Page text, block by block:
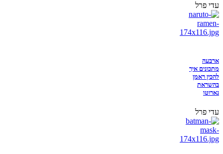
עדי פרל
ארבעה
מתכונים איך
להכין ראמן
בהשראת
נארוטו
עדי פרל